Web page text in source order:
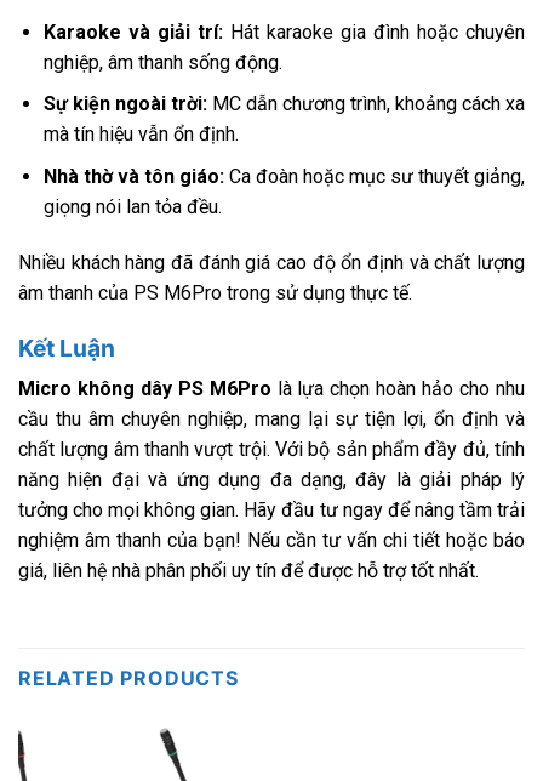
Karaoke và giải trí:Hát karaoke gia đình hoặc chuyên
nghiệp, âm thanh sống động.
Sự kiện ngoài trời:MC dẫn chương trình, khoảng cách xa
mà tín hiệu vẫn ổn định.
Nhà thờ và tôn giáo:Ca đoàn hoặc mục sư thuyết giảng,
giọng nói lan tỏa đều.
Nhiều khách hàng đã đánh giá cao độ ổn định và chất lượng
âm thanh của PS M6Pro trong sử dụng thực tế.
Kết Luận
Micro không dây PS M6Pro là lựa chọn hoàn hảo cho nhu
cầu thu âm chuyên nghiệp, mang lại sự tiện lợi, ổn định và
chất lượng âm thanh vượt trội. Với bộ sản phẩm đầy đủ, tính
năng hiện đại và ứng dụng đa dạng, đây là giải pháp lý
tưởng cho mọi không gian. Hãy đầu tư ngay để nâng tầm trải
nghiệm âm thanh của bạn! Nếu cần tư vấn chi tiết hoặc báo
giá, liên hệ nhà phân phối uy tín để được hỗ trợ tốt nhất.
RELATED PRODUCTS